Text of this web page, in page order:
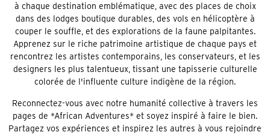
à chaque destination emblématique, avec des places de choix
dans des lodges boutique durables, des vols en hélicoptère à
couper le souffle, et des explorations de la faune palpitantes.
Apprenez sur le riche patrimoine artistique de chaque pays et
rencontrez les artistes contemporains, les conservateurs, et les
designers les plus talentueux, tissant une tapisserie culturelle
colorée de l'influente culture indigène de la région.
Reconnectez-vous avec notre humanité collective à travers les
pages de *African Adventures* et soyez inspiré à faire le bien.
Partagez vos expériences et inspirez les autres à vous rejoindre